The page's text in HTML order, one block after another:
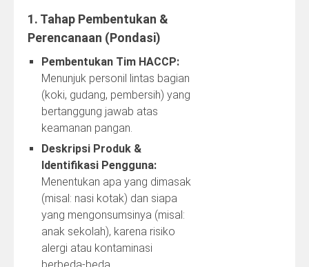
1. Tahap Pembentukan &
Perencanaan (Pondasi)
Pembentukan Tim HACCP:
Menunjuk personil lintas bagian
(koki, gudang, pembersih) yang
bertanggung jawab atas
keamanan pangan.
Deskripsi Produk &
Identifikasi Pengguna:
Menentukan apa yang dimasak
(misal: nasi kotak) dan siapa
yang mengonsumsinya (misal:
anak sekolah), karena risiko
alergi atau kontaminasi